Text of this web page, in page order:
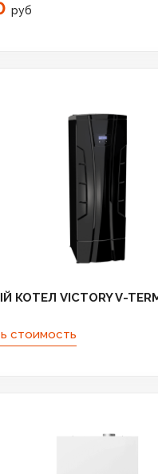
руб
КОТЕЛ VICTORY V-
стоимость